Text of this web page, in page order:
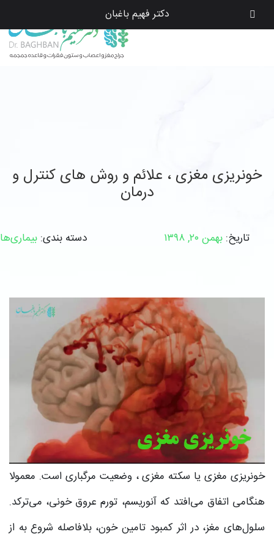
دکتر فهیم باغبان
خونریزی مغزی ، علائم و روش های کنترل و
درمان
تاریخ: بهمن ۲۰, ۱۳۹۸ دسته بندی: بیماری‌ها
خونریزی مغزی یا سکته مغزی ، وضعیت مرگباری است. معمولا
هنگامی اتفاق می‌افتد که آنوریسم، تورم عروق خونی، می‌ترکد.
سلول‌های مغز، در اثر کمبود تامین خون، بلافاصله شروع به از